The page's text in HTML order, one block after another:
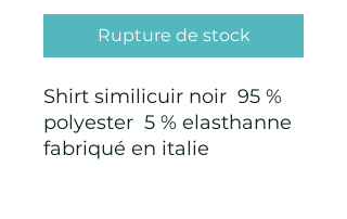
Rupture de stock
Shirt similicuir noir 95 %
polyester 5 % elasthanne
fabriqué en italie